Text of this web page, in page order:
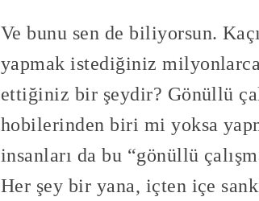
Ve bunu sen de biliyorsun.
yapmak istediğiniz
ettiğiniz bir şeydir? Gönüllü
hobilerinden biri mi yoksa
insanları da bu “gönüllü
Her şey bir yana, içten içe